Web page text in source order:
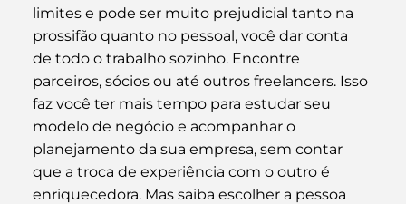
limites e pode ser muito prejudicial tanto na
prossifão quanto no pessoal, você dar conta
de todo o trabalho sozinho. Encontre
parceiros, sócios ou até outros freelancers. Isso
faz você ter mais tempo para estudar seu
modelo de negócio e acompanhar o
planejamento da sua empresa, sem contar
que a troca de experiência com o outro é
enriquecedora. Mas saiba escolher a pessoa